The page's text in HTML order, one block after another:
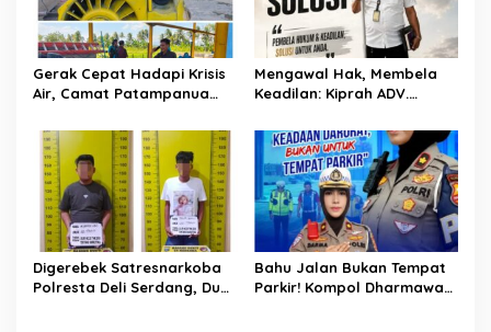
Gerak Cepat Hadapi Krisis
Air, Camat Patampanua
Demi Selamatkan Ribuan
Hektare Sawah Warga
Mengawal Hak, Membela
Keadilan: Kiprah ADV.
Solusi
Digerebek Satresnarkoba
Polresta Deli Serdang, Dua
Bahu Jalan Bukan Tempat
Parkir! Kompol Dharmawati